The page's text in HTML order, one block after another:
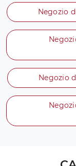
Negozio
Negozio